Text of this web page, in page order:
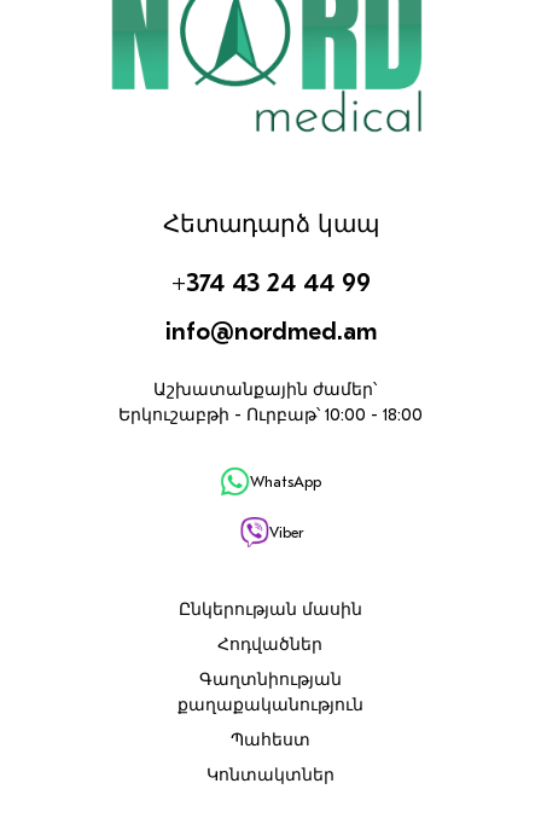
Հետադարձ կապ
+374 43 24 44 99
info@nordmed.am
Աշխատանքային ժամեր՝
Երկուշաբթի - Ուրբաթ՝ 10:00 - 18:00
WhatsApp
Viber
Ընկերության մասին
Հոդվածներ
Գաղտնիության
քաղաքականություն
Պահեստ
Կոնտակտներ